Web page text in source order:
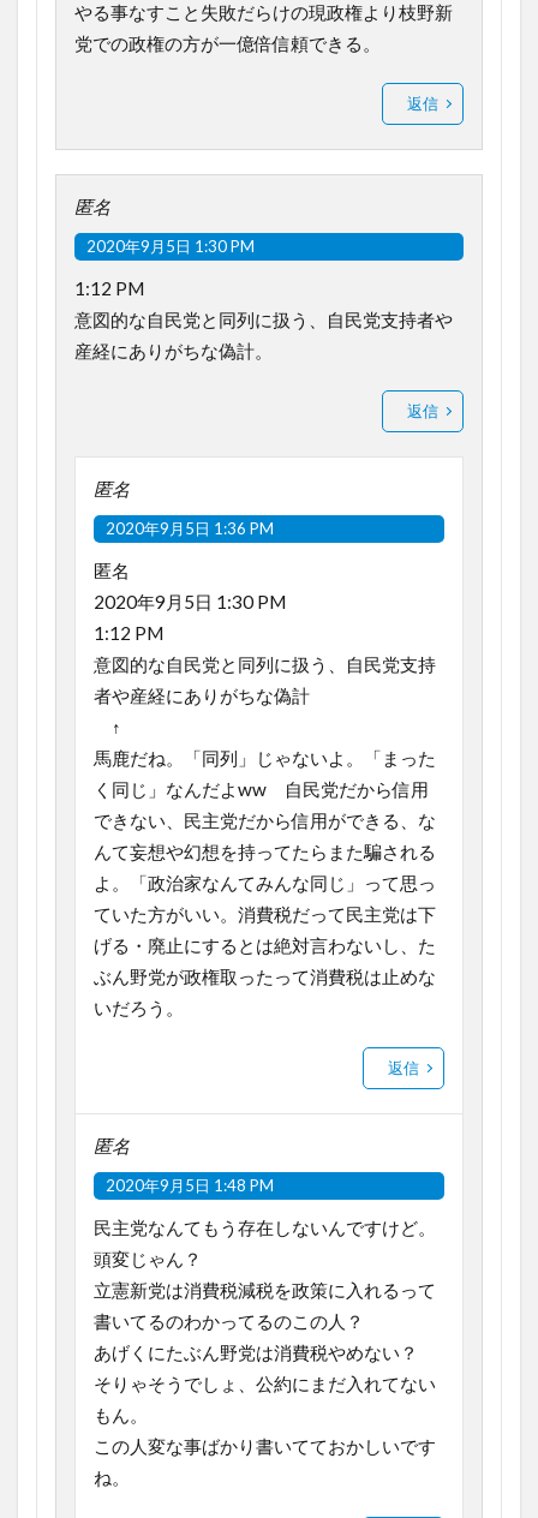
やる事なすこと失敗だらけの現政権より枝野新
党での政権の方が一億倍信頼できる。
返信
匿名
2020年9月5日 1:30 PM
1:12 PM
意図的な自民党と同列に扱う、自民党支持者や
産経にありがちな偽計。
返信
匿名
2020年9月5日 1:36 PM
匿名
2020年9月5日 1:30 PM
1:12 PM
意図的な自民党と同列に扱う、自民党支持
者や産経にありがちな偽計
↑
馬鹿だね。「同列」じゃないよ。「まった
く同じ」なんだよww 自民党だから信用
できない、民主党だから信用ができる、な
んて妄想や幻想を持ってたらまた騙される
よ。「政治家なんてみんな同じ」って思っ
ていた方がいい。消費税だって民主党は下
げる・廃止にするとは絶対言わないし、た
ぶん野党が政権取ったって消費税は止めな
いだろう。
返信
匿名
2020年9月5日 1:48 PM
民主党なんてもう存在しないんですけど。
頭変じゃん？
立憲新党は消費税減税を政策に入れるって
書いてるのわかってるのこの人？
あげくにたぶん野党は消費税やめない？
そりゃそうでしょ、公約にまだ入れてない
もん。
この人変な事ばかり書いてておかしいです
ね。